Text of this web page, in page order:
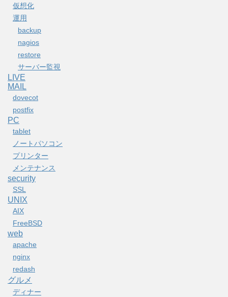
仮想化
運用
backup
nagios
restore
サーバー監視
LIVE
MAIL
dovecot
postfix
PC
tablet
ノートパソコン
プリンター
メンテナンス
security
SSL
UNIX
AIX
FreeBSD
web
apache
nginx
redash
グルメ
ディナー